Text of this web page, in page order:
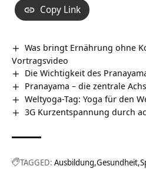
Copy Link
Was bringt Ernährung ohne
Vortragsvideo
Die Wichtigkeit des
Pranayama – die zentrale
Weltyoga-Tag: Yoga für den
3G Kurzentspannung durch
TAGGED: Ausbildung Gesundheit